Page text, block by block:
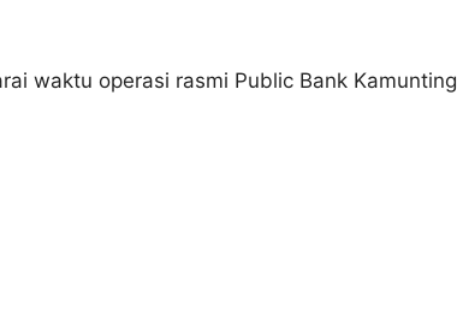
waktu operasi rasmi Public Bank Kamunting